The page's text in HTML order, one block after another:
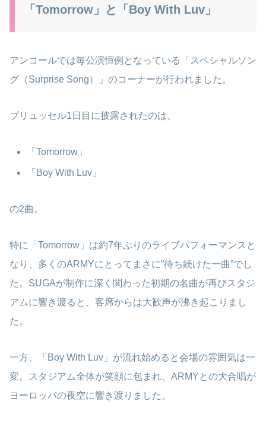
「Tomorrow」と「Boy With Luv」
アンコールでは毎公演恒例となっている「スペシャルソン
グ（Surprise Song）」のコーナーが行われました。
ブリュッセル1日目に披露されたのは、
「Tomorrow」
「Boy With Luv」
の2曲。
特に「Tomorrow」は約7年ぶりのライブパフォーマンスと
なり、多くのARMYにとってまさに”待ち続けた一曲”でし
た。SUGAが制作に深く関わった初期の名曲が再びスタジ
アムに響き渡ると、客席からは大歓声が沸き起こりまし
た。
一方、「Boy With Luv」が流れ始めると会場の雰囲気は一
変。スタジアム全体が笑顔に包まれ、ARMYとの大合唱が
ヨーロッパの夜空に響き渡りました。